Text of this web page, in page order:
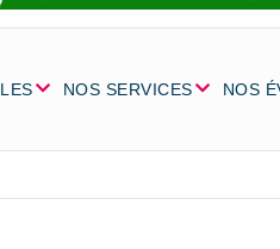
NOS SERVICES NOS